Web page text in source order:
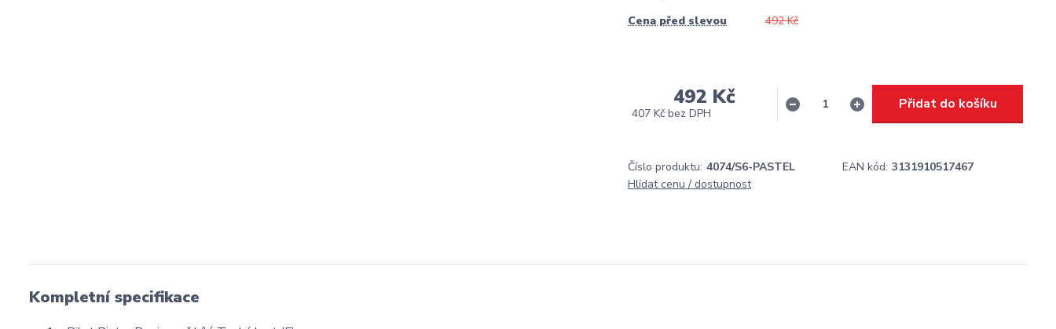
Cena před slevou
492 Kč
492 Kč
407 Kč bez DPH
Přidat do košíku
Číslo produktu: 4074/S6-PASTEL EAN kód: 3131910517467
Hlídat cenu / dostupnost
Kompletní specifikace